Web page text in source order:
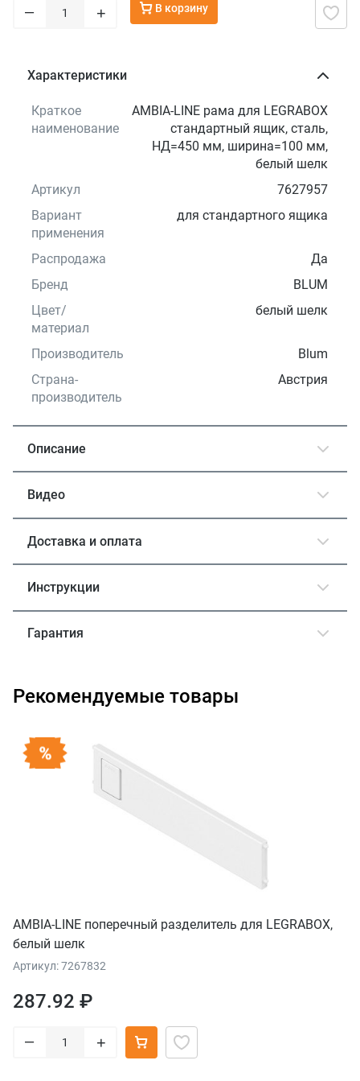
– + В корзину
Характеристики
Краткое
наименование
AMBIA-LINE рама для LEGRABOX
стандартный ящик, сталь,
НД=450 мм, ширина=100 мм,
белый шелк
Артикул
7627957
Вариант
применения
для стандартного ящика
Распродажа
Да
Бренд
BLUM
Цвет/
материал
белый шелк
Производитель
Blum
Страна-
производитель
Австрия
Описание
Видео
Доставка и оплата
Инструкции
Гарантия
Рекомендуемые товары
AMBIA-LINE поперечный разделитель для LEGRABOX,
белый шелк
Артикул: 7267832
287.92 ₽
– +